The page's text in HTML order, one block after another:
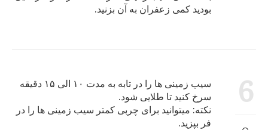
بودید کمی زعفران به آن بزنید.
6
سیب زمینی ها را در تابه به مدت ۱۰ الی ۱۵ دقیقه
سرخ کنید تا طلایی شود.
نکته: میتوانید برای چربی کمتر سیب زمینی ها را در
فر بپزید.